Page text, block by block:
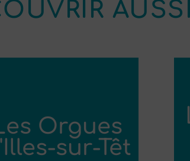
Orgues
sur-Têt